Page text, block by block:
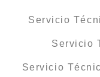
Servicio
Servicio
Servicio